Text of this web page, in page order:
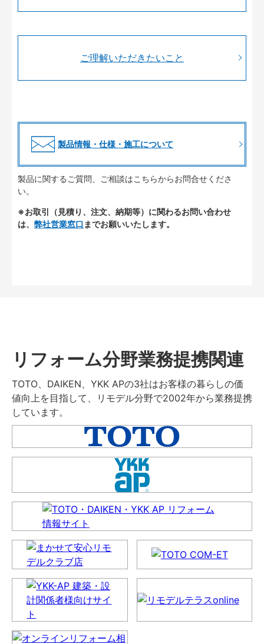
ご理解いただきたいこと
製品情報・仕様・施工について
製品に関するご質問、ご相談はこちらからお問合せくださ
い。
※お取引（見積り、注文、納期等）に関わるお問い合わせ
は、 弊社営業窓口 までお願いいたします。
リフォーム分野業務提携関連
TOTO、DAIKEN、YKK APの3社はお客様の暮らしの価
値向上を目指して、リモデル分野で2002年から業務提携
しています。